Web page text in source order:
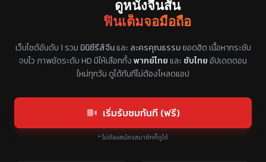
ดูหนังจีนสั้น
ฟินเต็มจอมือถือ
เว็บไซต์อันดับ 1 รวม มินิซีรีส์จีนและ ละครคุณธรรมยอดฮิต เนื้อหากระชับ
จบไว ภาพชัดระดับ HD มีให้เลือกทั้งพากย์ไทยและ ซับไทยอัปเดตตอน
ใหม่ทุกวัน ดูได้ทันทีไม่ต้องโหลดแอป
เริ่มรับชมทันที (ฟรี)
* ไม่ต้องสมัครสมาชิกก็ดูได้